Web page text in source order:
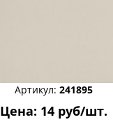
Артикул: 241895
Цена: 14 руб/шт.